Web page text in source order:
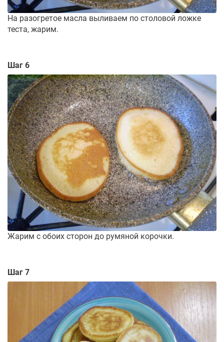
На разогретое масла выливаем по столовой ложке
теста, жарим.
Шаг 6
Жарим с обоих сторон до румяной корочки.
Шаг 7